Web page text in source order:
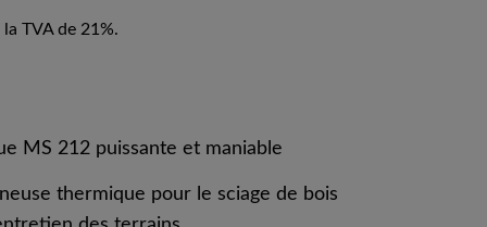
TVA de 21%.
MS 212 puissante et maniable
thermique pour le sciage de bois